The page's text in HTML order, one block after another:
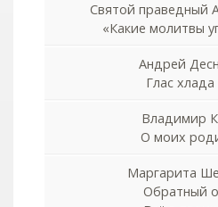
Святой праведный
«Какие молитвы
Андрей
Глас хлада
Владимир
О моих
Маргарита
Обратный